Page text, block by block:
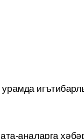
аналарга